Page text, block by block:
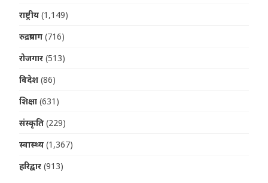
राष्ट्रीय (1,149)
रुद्रप्रयाग (716)
रोजगार (513)
विदेश (86)
शिक्षा (631)
संस्कृति (229)
स्वास्थ्य (1,367)
हरिद्वार (913)